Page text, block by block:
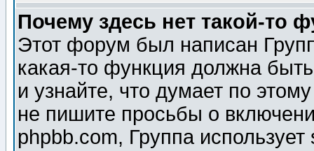
Почему здесь нет такой-то
Этот форум был написан
какая-то функция должна
и узнайте, что думает по
не пишите просьбы о
phpbb.com, Группа